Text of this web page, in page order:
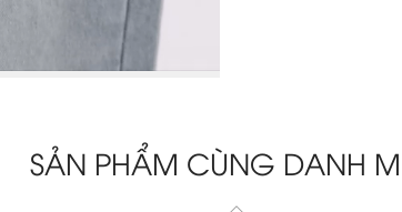
SẢN PHẨM CÙNG DANH